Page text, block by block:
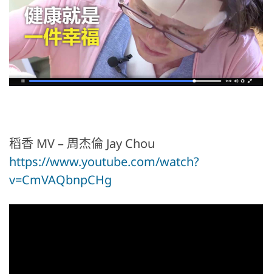
稻香 MV – 周杰倫 Jay Chou
https://www.youtube.com/watch?
v=CmVAQbnpCHg